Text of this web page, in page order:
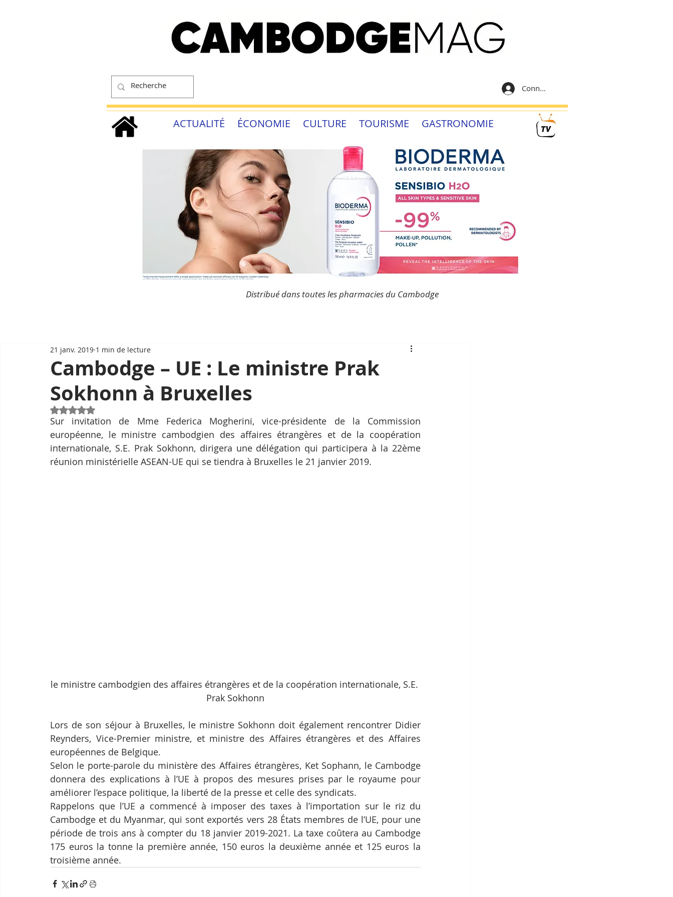
Connexion
ACTUALITÉ ÉCONOMIE CULTURE TOURISME GASTRONOMIE
Distribué dans toutes les pharmacies du Cambodge
Cambodge – UE : Le ministre Prak
Sokhonn à Bruxelles
21 janv. 2019 1 min de lecture
Noté NaN étoiles sur 5.
Sur invitation de Mme Federica Mogherini, vice-présidente de la Commission
européenne, le ministre cambodgien des affaires étrangères et de la coopération
internationale, S.E. Prak Sokhonn, dirigera une délégation qui participera à la 22ème
réunion ministérielle ASEAN-UE qui se tiendra à Bruxelles le 21 janvier 2019.
le ministre cambodgien des affaires étrangères et de la coopération internationale, S.E.
Prak Sokhonn
Lors de son séjour à Bruxelles, le ministre Sokhonn doit également rencontrer Didier
Reynders, Vice-Premier ministre, et ministre des Affaires étrangères et des Affaires
européennes de Belgique.
Selon le porte-parole du ministère des Affaires étrangères, Ket Sophann, le Cambodge
donnera des explications à l’UE à propos des mesures prises par le royaume pour
améliorer l’espace politique, la liberté de la presse et celle des syndicats.
Rappelons que l’UE a commencé à imposer des taxes à l’importation sur le riz du
Cambodge et du Myanmar, qui sont exportés vers 28 États membres de l’UE, pour une
période de trois ans à compter du 18 janvier 2019-2021. La taxe coûtera au Cambodge
175 euros la tonne la première année, 150 euros la deuxième année et 125 euros la
troisième année.